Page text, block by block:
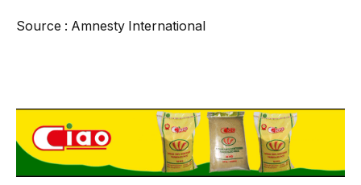
Source : Amnesty International